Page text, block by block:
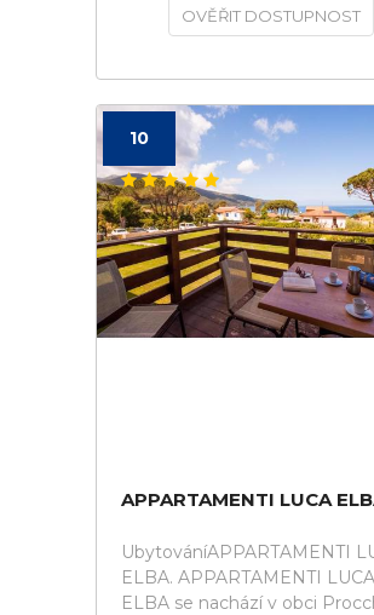
OVĚŘIT DOSTUPNOST
10
APPARTAMENTI LUCA
UbytováníAPPARTAMENTI
ELBA. APPARTAMENTI LUCA
ELBA se nachází v obci